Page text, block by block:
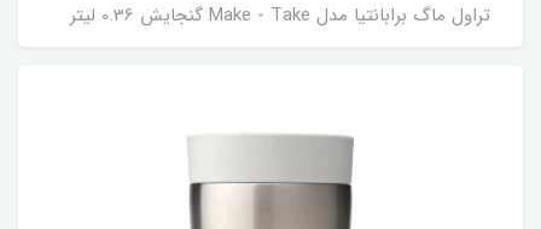
تراول ماگ برابانتیا مدل Make - Take گنجایش 0.36 لیتر